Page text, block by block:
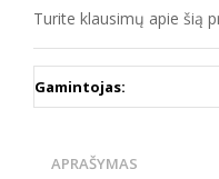
Turite klausimų apie šią
Gamintojas:
APRAŠYMAS